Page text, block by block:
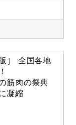
版］ 全国各地
筋肉の祭典
凝縮